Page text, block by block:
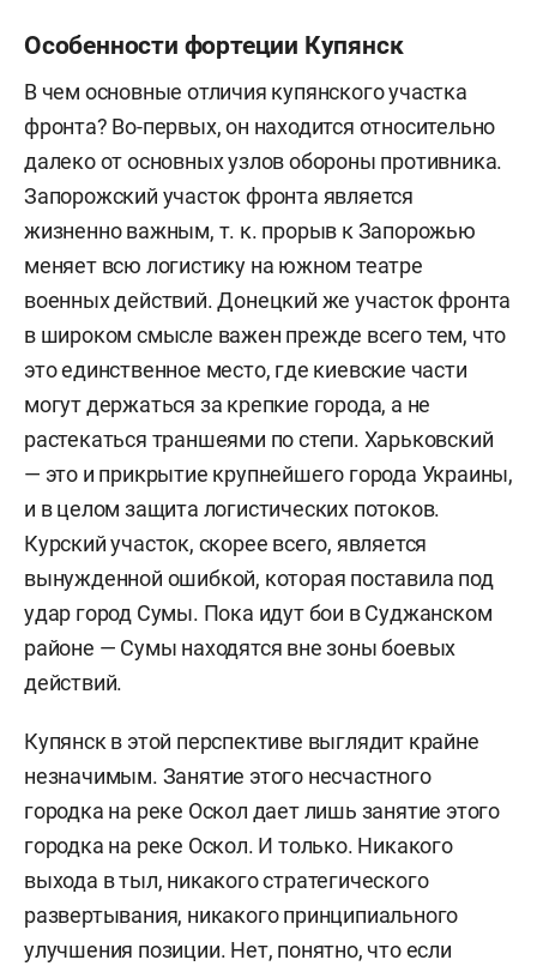
Особенности фортеции Купянск
В чем основные отличия купянского участка
фронта? Во-первых, он находится относительно
далеко от основных узлов обороны противника.
Запорожский участок фронта является
жизненно важным, т. к. прорыв к Запорожью
меняет всю логистику на южном театре
военных действий. Донецкий же участок фронта
в широком смысле важен прежде всего тем, что
это единственное место, где киевские части
могут держаться за крепкие города, а не
растекаться траншеями по степи. Харьковский
— это и прикрытие крупнейшего города Украины,
и в целом защита логистических потоков.
Курский участок, скорее всего, является
вынужденной ошибкой, которая поставила под
удар город Сумы. Пока идут бои в Суджанском
районе — Сумы находятся вне зоны боевых
действий.
Купянск в этой перспективе выглядит крайне
незначимым. Занятие этого несчастного
городка на реке Оскол дает лишь занятие этого
городка на реке Оскол. И только. Никакого
выхода в тыл, никакого стратегического
развертывания, никакого принципиального
улучшения позиции. Нет, понятно, что если